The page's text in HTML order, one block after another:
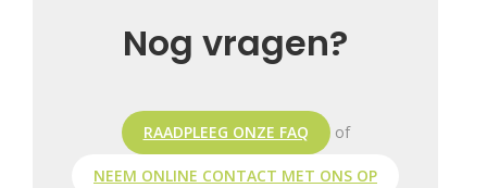
Nog vragen?
RAADPLEEG ONZE FAQ of
NEEM ONLINE CONTACT MET ONS OP